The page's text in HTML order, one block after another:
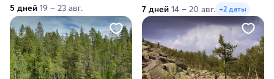
5 дней 19 – 23 авг. 7 дней 14 – 20 авг. +2 даты